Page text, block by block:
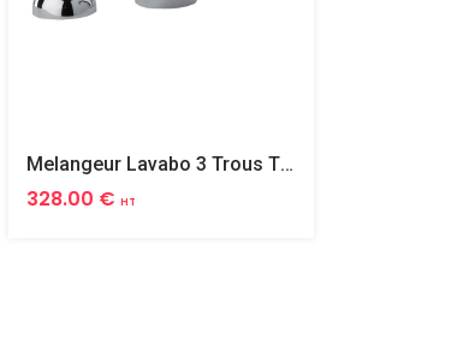
Melangeur Lavabo 3 Trous Tiffany
328.00 € HT